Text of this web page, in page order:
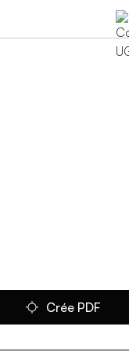
Crée PDF